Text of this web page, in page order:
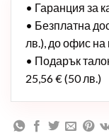
• Гаранция за
• Безплатна
лв.), до офис на
• Подарък
25,56 € (50 лв.)